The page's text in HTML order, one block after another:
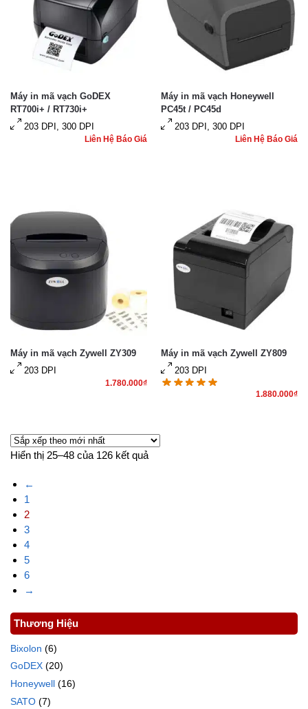
Máy in mã vạch GoDEX
RT700i+ / RT730i+
203 DPI, 300 DPI
Liên Hệ Báo Giá
Máy in mã vạch Honeywell
PC45t / PC45d
203 DPI, 300 DPI
Liên Hệ Báo Giá
Máy in mã vạch Zywell ZY309
203 DPI
1.780.000₫
Máy in mã vạch Zywell ZY809
203 DPI
1.880.000₫
Hiển thị 25–48 của 126 kết quả
←
1
2
3
4
5
6
→
Thương Hiệu
Bixolon (6)
GoDEX (20)
Honeywell (16)
SATO (7)